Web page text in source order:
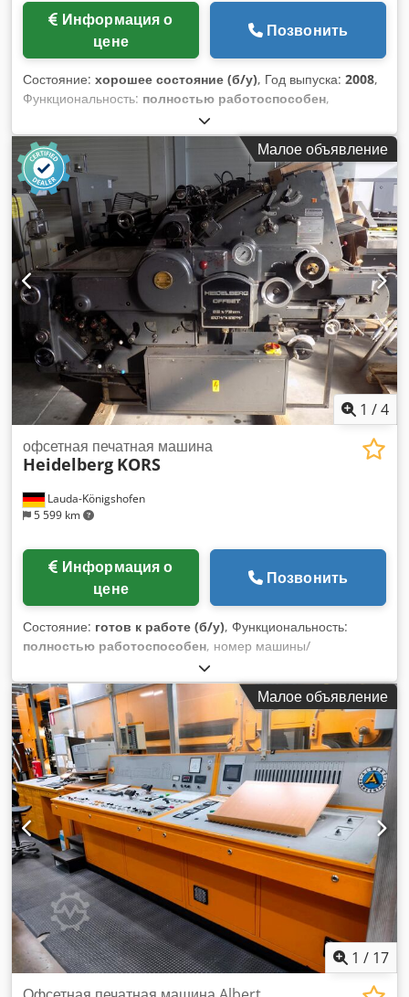
цене
Позвонить
Состояние: хорошее состояние (б/у), Год выпуска: 2008,
Функциональность: полностью работоспособен,
Пленочная увлажняющая машина Ryobimatic Пульт
дистанционного управления красками PCS-H Система
охлаждения Technotrans alpha.d Лакировочная установка
с инфракрасной сушильной камерой Baldwin Порошковая
установка Grafix Digit. 3000 Электрическая система
контроля двойного листа Система контроля косого и
бокового положения листа Полуавтоматический сменный
узел для печатных форм Все моечные устройства
Устройство для нанесения защитных полос Непрерывная
подача листов Устройство подачи конвертов Stenz
Компрессоры Dodjzqyr Ejpfx Akkjck
Малое объявление
1 /4
Lauda-Königshofen
5 599 km
офсетная печатная машина
Heidelberg KORS
цене
Позвонить
Состояние: готов к работе (б/у), Функциональность:
полностью работоспособен, номер машины/
356257
машина Heidelberg KORS, однокрасочная, заводской
номер 356257, формат 52 x 72 см, в хорошем состоянии, в
наличии и готова к отгрузке. Dedpfxszkb U Is Akkeck В
случае заинтересованности, мы с удовольствием
предоставим информацию о других машинах, имеющихся
у нас. Вы можете осмотреть машину в нашем цехе,
предварительно согласовав время визита.
Малое объявление
1 / 17